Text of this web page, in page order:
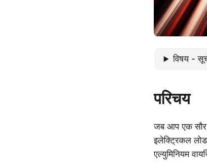
विषय -
परिचय
जब आप एक सौर
इलेक्ट्रिकल लोड
एल्युमिनियम